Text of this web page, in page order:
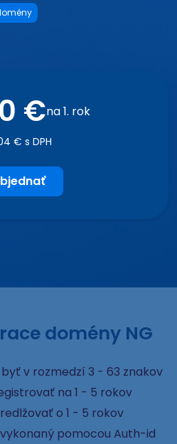
€na 1. rok
€ s DPH
domény NG
v rozmedzí 3 - 63 znakov
na 1 - 5 rokov
o 1 - 5 rokov
pomocou Auth-id